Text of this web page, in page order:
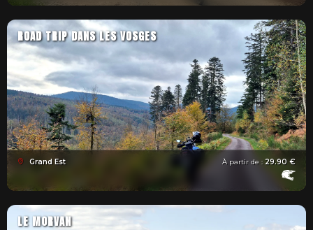
ROAD TRIP DANS LES VOSGES
Grand Est À partir de : 29.90 €
LE MORVAN